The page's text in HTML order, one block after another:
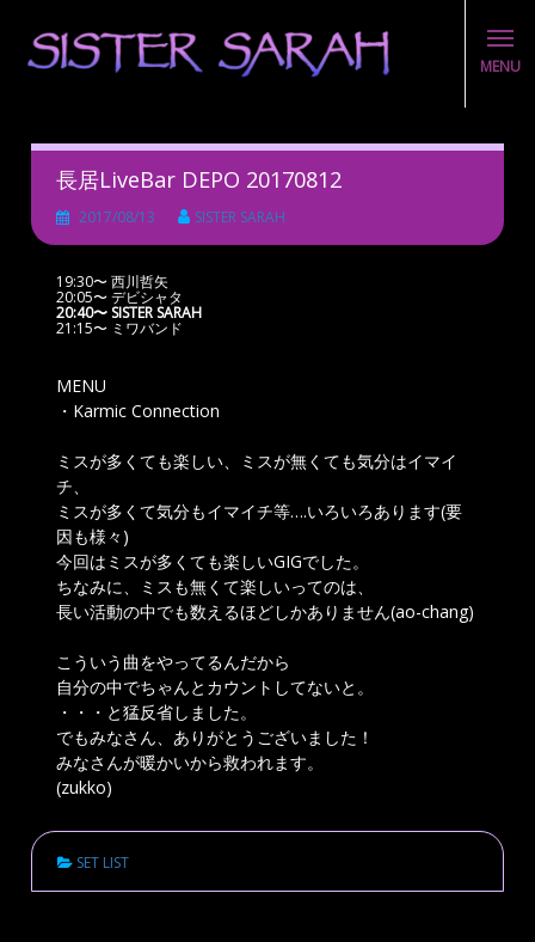
MENU
長居LiveBar DEPO 20170812
2017/08/13 SISTER SARAH
19:30〜 西川哲矢
20:05〜 デビシャタ
20:40〜 SISTER SARAH
21:15〜 ミワバンド
MENU
・Karmic Connection
ミスが多くても楽しい、ミスが無くても気分はイマイ
チ、
ミスが多くて気分もイマイチ等….いろいろあります(要
因も様々)
今回はミスが多くても楽しいGIGでした。
ちなみに、ミスも無くて楽しいってのは、
長い活動の中でも数えるほどしかありません(ao-chang)
こういう曲をやってるんだから
自分の中でちゃんとカウントしてないと。
・・・と猛反省しました。
でもみなさん、ありがとうございました！
みなさんが暖かいから救われます。
(zukko)
SET LIST